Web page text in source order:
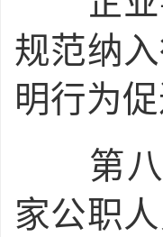
规范纳
明行为促
第八
家公职